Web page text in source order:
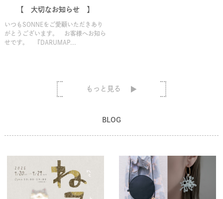
【 大切なお知らせ 】
いつもSONNEをご愛顧いただきあり
がとうございます。 お客様へお知ら
せです。 『DARUMAP...
もっと見る
BLOG